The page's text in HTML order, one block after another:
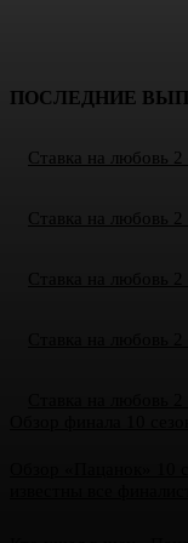
ПОСЛЕДНИЕ
Ставка на любовь
Ставка на любовь